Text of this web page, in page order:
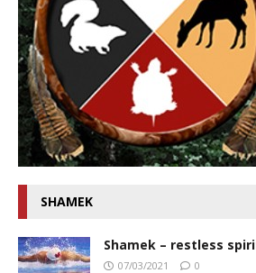
SHAMEK
Shamek – restless
07/03/2021 0